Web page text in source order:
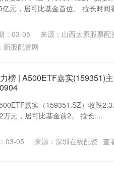
元，居可比基金首位。 拉长时间
：03-05
来源：山西太原股票配
新股配资网
榜 | A500ETF嘉实(159351)
嘉实（159351.SZ）收跌
万元，居可比基金前2。 拉长....
03-05 来源：深圳在线配资 查